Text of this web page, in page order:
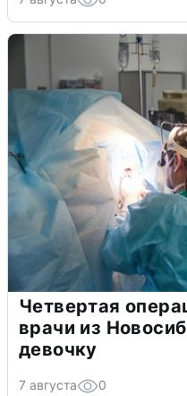
Четвертая
врачи из
девочку
7 августа 0